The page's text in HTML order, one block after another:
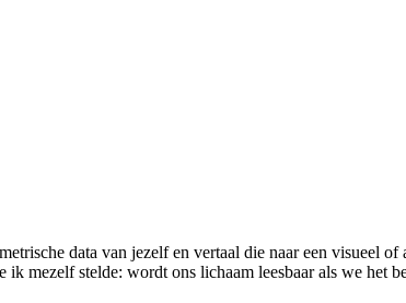
data van jezelf en vertaal die naar een visueel
mezelf stelde: wordt ons lichaam leesbaar als we het